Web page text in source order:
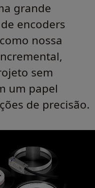
grande
encoders
nossa
sem
um papel
de precisão.